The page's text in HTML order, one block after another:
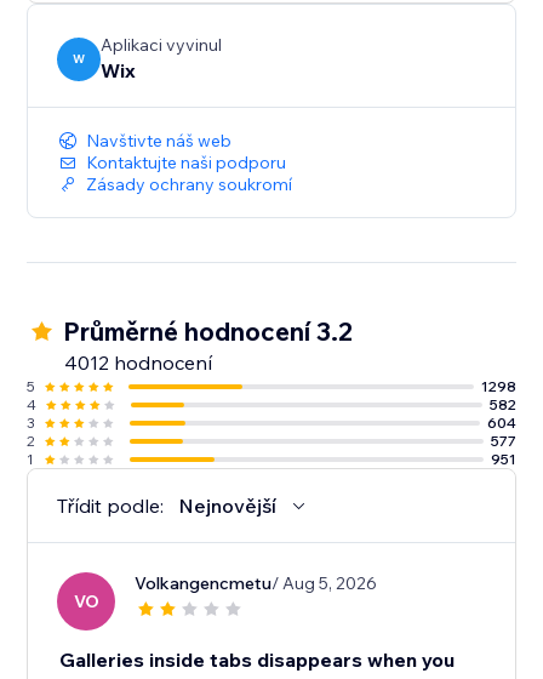
W
Aplikaci vyvinul
Wix
Navštivte náš web
Kontaktujte naši podporu
Zásady ochrany soukromí
Průměrné hodnocení 3.2
4012 hodnocení
5
1298
4
582
3
604
2
577
1
951
Třídit podle: Nejnovější
VO
Volkangencmetu/ Aug 5, 2026
Galleries inside tabs disappears when you